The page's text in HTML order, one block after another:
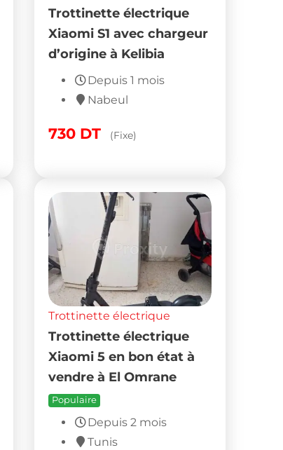
Trottinette électrique
Xiaomi S1 avec chargeur
d’origine à Kelibia
Depuis 1 mois
Nabeul
730 DT (Fixe)
Trottinette électrique
Trottinette électrique
Xiaomi 5 en bon état à
vendre à El Omrane
Populaire
Depuis 2 mois
Tunis